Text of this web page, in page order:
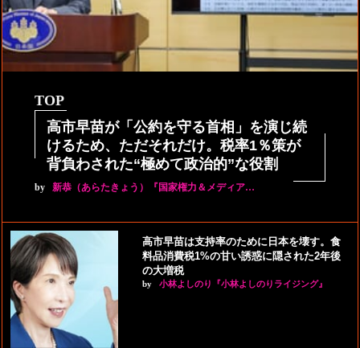
TOP
高市早苗が「公約を守る首相」を演じ続
けるため、ただそれだけ。税率1％策が
背負わされた“極めて政治的”な役割
by 新恭（あらたきょう）『国家権力＆メディア…
高市早苗は支持率のために日本を壊す。食
料品消費税1%の甘い誘惑に隠された2年後
の大増税
by 小林よしのり『小林よしのりライジング』